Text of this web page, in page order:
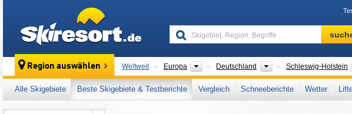
Region,
…
suchen
Region auswählen Weltweit Europa Kontinente
Deutschland LänderSchleswig-Holstein
Alle Skigebiete Beste Skigebiete & Testberichte Vergleich Schneeberichte Wetter